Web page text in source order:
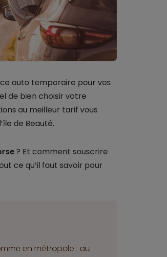
auto temporaire pour vos
de bien choisir votre
au meilleur tarif vous
de Beauté.
? Et comment souscrire
ce qu’il faut savoir pour
en métropole : au